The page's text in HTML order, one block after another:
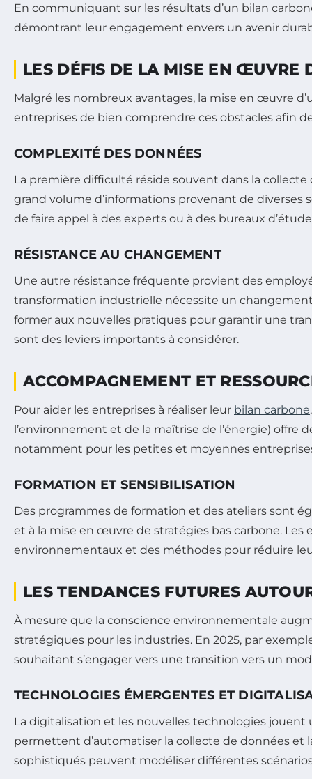
En communiquant sur les résultats d’un bilan
démontrant leur engagement envers un avenir
LES DÉFIS DE LA MISE EN ŒUVRE
Malgré les nombreux avantages, la mise en œuvre
entreprises de bien comprendre ces obstacles afin
COMPLEXITÉ DES DONNÉES
La première difficulté réside souvent dans la
grand volume d’informations provenant de diverses
de faire appel à des experts ou à des bureaux
RÉSISTANCE AU CHANGEMENT
Une autre résistance fréquente provient des
transformation industrielle nécessite un
former aux nouvelles pratiques pour garantir une
sont des leviers importants à considérer.
ACCOMPAGNEMENT ET
Pour aider les entreprises à réaliser leur bilan carbone
l’environnement et de la maîtrise de l’énergie) offre
notamment pour les petites et moyennes
FORMATION ET SENSIBILISATION
Des programmes de formation et des ateliers sont
et à la mise en œuvre de stratégies bas carbone.
environnementaux et des méthodes pour réduire
LES TENDANCES FUTURES
À mesure que la conscience environnementale
stratégiques pour les industries. En 2025, par
souhaitant s’engager vers une transition vers un
TECHNOLOGIES ÉMERGENTES ET
La digitalisation et les nouvelles technologies jouent
permettent d’automatiser la collecte de données et
sophistiqués peuvent modéliser différentes